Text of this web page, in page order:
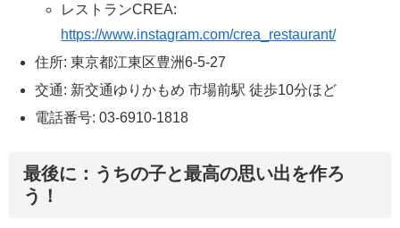
レストランCREA:
https://www.instagram.com/crea_restaurant/
住所: 東京都江東区豊洲6-5-27
交通: 新交通ゆりかもめ 市場前駅 徒歩10分ほど
電話番号: 03-6910-1818
最後に：うちの子と最高の思い出を作ろ
う！